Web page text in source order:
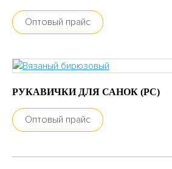
Оптовый прайс
РУКАВИЧКИ ДЛЯ САНОК (РС)
Оптовый прайс